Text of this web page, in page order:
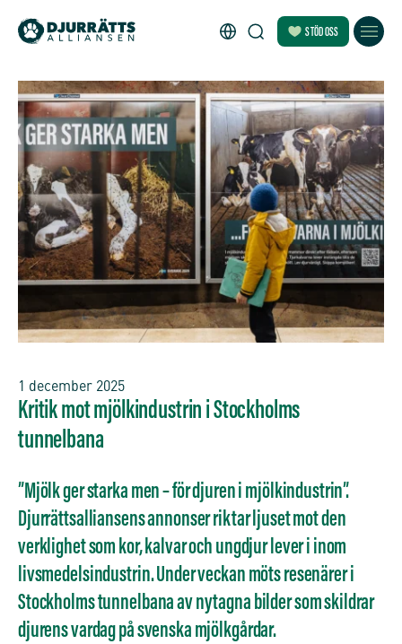
STÖD OSS
1 december 2025
Kritik mot mjölkindustrin i Stockholms
tunnelbana
”Mjölk ger starka men – för djuren i mjölkindustrin”.
Djurrättsalliansens annonser riktar ljuset mot den
verklighet som kor, kalvar och ungdjur lever i inom
livsmedelsindustrin. Under veckan möts resenärer i
Stockholms tunnelbana av nytagna bilder som skildrar
djurens vardag på svenska mjölkgårdar.